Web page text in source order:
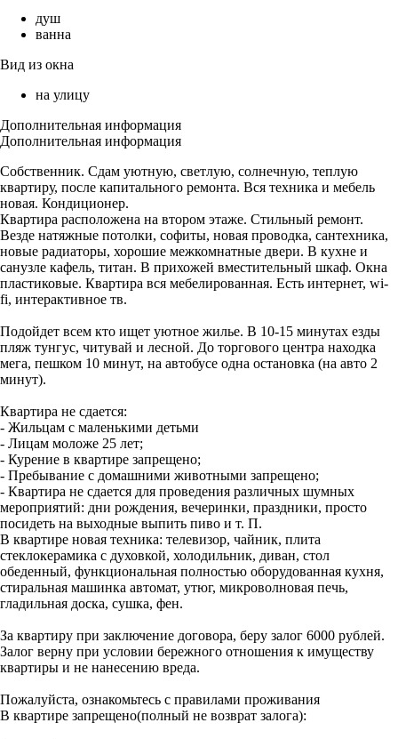
душ
ванна
Вид из окна
на улицу
Дополнительная информация
Дополнительная информация
Собственник. Сдам уютную, светлую, солнечную, теплую
квартиру, после капитального ремонта. Вся техника и мебель
новая. Кондиционер.
Квартира расположена на втором этаже. Стильный ремонт.
Везде натяжные потолки, софиты, новая проводка, сантехника,
новые радиаторы, хорошие межкомнатные двери. В кухне и
санузле кафель, титан. В прихожей вместительный шкаф. Окна
пластиковые. Квартира вся мебелированная. Есть интернет, wi-
fi, интерактивное тв.
Подойдет всем кто ищет уютное жилье. В 10-15 минутах езды
пляж тунгус, читувай и лесной. До торгового центра находка
мега, пешком 10 минут, на автобусе одна остановка (на авто 2
минут).
Квартира не сдается:
- Жильцам с маленькими детьми
- Лицам моложе 25 лет;
- Курение в квартире запрещено;
- Пребывание с домашними животными запрещено;
- Квартира не сдается для проведения различных шумных
мероприятий: дни рождения, вечеринки, праздники, просто
посидеть на выходные выпить пиво и т. П.
В квартире новая техника: телевизор, чайник, плита
стеклокерамика с духовкой, холодильник, диван, стол
обеденный, функциональная полностью оборудованная кухня,
стиральная машинка автомат, утюг, микроволновая печь,
гладильная доска, сушка, фен.
За квартиру при заключение договора, беру залог 6000 рублей.
Залог верну при условии бережного отношения к имуществу
квартиры и не нанесению вреда.
Пожалуйста, ознакомьтесь с правилами проживания
В квартире запрещено(полный не возврат залога):